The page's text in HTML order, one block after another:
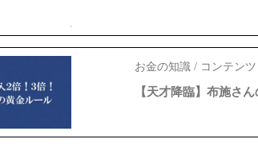
【天才降臨】布施さ
お金の知識 / コンテン